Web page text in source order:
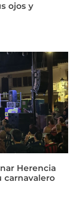
ojos y
Herencia
carnavalero